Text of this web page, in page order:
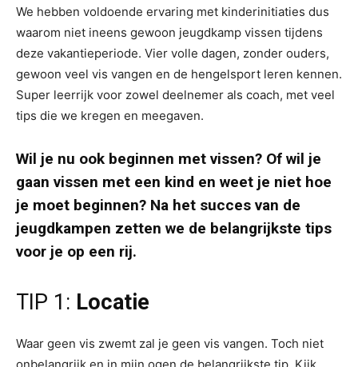
We hebben voldoende ervaring met kinderinitiaties dus
waarom niet ineens gewoon jeugdkamp vissen tijdens
deze vakantieperiode. Vier volle dagen, zonder ouders,
gewoon veel vis vangen en de hengelsport leren kennen.
Super leerrijk voor zowel deelnemer als coach, met veel
tips die we kregen en meegaven.
Wil je nu ook beginnen met vissen? Of wil je
gaan vissen met een kind en weet je niet hoe
je moet beginnen? Na het succes van de
jeugdkampen zetten we de belangrijkste tips
voor je op een rij.
TIP 1: Locatie
Waar geen vis zwemt zal je geen vis vangen. Toch niet